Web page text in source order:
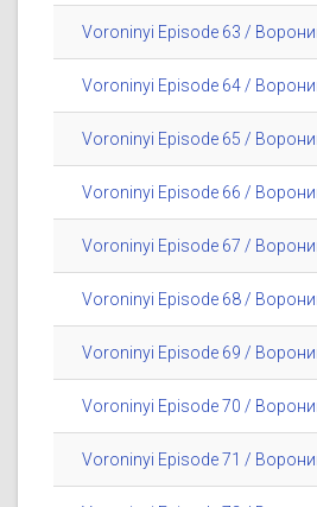
Voroninyi Episode 63 /
Voroninyi Episode 64 /
Voroninyi Episode 65 /
Voroninyi Episode 66 /
Voroninyi Episode 67 /
Voroninyi Episode 68 /
Voroninyi Episode 69 /
Voroninyi Episode 70 /
Voroninyi Episode 71 /